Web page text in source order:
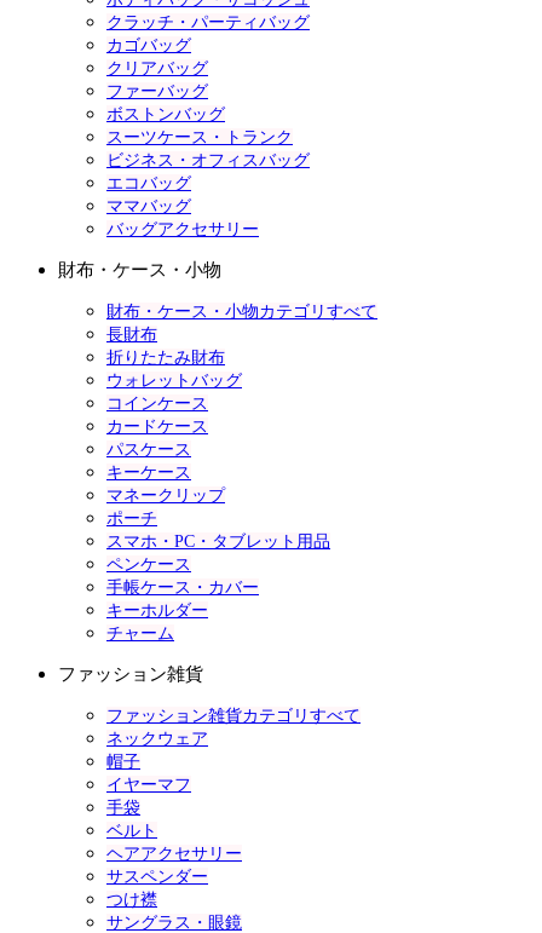
クラッチ・パーティバッグ
カゴバッグ
クリアバッグ
ファーバッグ
ボストンバッグ
スーツケース・トランク
ビジネス・オフィスバッグ
エコバッグ
ママバッグ
バッグアクセサリー
財布・ケース・小物
財布・ケース・小物カテゴリすべて
長財布
折りたたみ財布
ウォレットバッグ
コインケース
カードケース
パスケース
キーケース
マネークリップ
ポーチ
スマホ・PC・タブレット用品
ペンケース
手帳ケース・カバー
キーホルダー
チャーム
ファッション雑貨
ファッション雑貨カテゴリすべて
ネックウェア
帽子
イヤーマフ
手袋
ベルト
ヘアアクセサリー
サスペンダー
つけ襟
サングラス・眼鏡